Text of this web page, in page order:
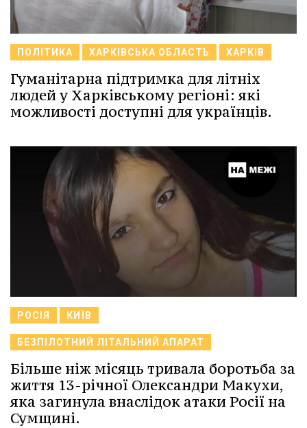
ПОЛІТИКА ХАРКІВСЬКА ОБЛАСТЬ ХАРКІВ
Гуманітарна підтримка для літніх
людей у Харківському регіоні: які
можливості доступні для українців.
РОСІЯ КИЇВ
БЕЗПІЛОТНИЙ ЛІТАЛЬНИЙ АПАРАТ
Більше ніж місяць тривала боротьба за
життя 13-річної Олександри Макухи,
яка загинула внаслідок атаки Росії на
Сумщині.